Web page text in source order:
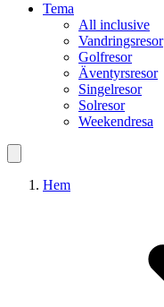
Tema
All inclusive
Vandringsresor
Golfresor
Äventyrsresor
Singelresor
Solresor
Weekendresa
Hem